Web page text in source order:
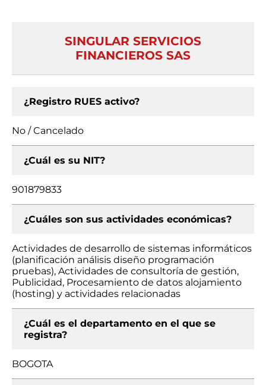
SINGULAR SERVICIOS
FINANCIEROS SAS
¿Registro RUES activo?
No / Cancelado
¿Cuál es su NIT?
901879833
¿Cuáles son sus actividades económicas?
Actividades de desarrollo de sistemas informáticos
(planificación análisis diseño programación
pruebas), Actividades de consultoría de gestión,
Publicidad, Procesamiento de datos alojamiento
(hosting) y actividades relacionadas
¿Cuál es el departamento en el que se
registra?
BOGOTA